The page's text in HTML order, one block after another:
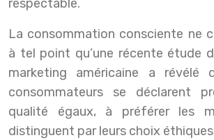
respectable.
La consommation consciente ne
à tel point qu’une récente étude
marketing américaine a révélé
consommateurs se déclarent
qualité égaux, à préférer les
distinguent par leurs choix